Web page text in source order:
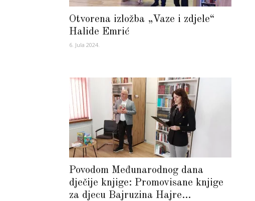
Otvorena izložba „Vaze i zdjele“
Halide Emrić
6. Jula 2024.
Povodom Međunarodnog dana
dječije knjige: Promovisane knjige
za djecu Bajruzina Hajre...